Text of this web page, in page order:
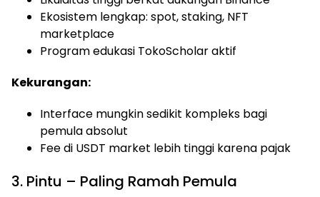
Ekosistem lengkap: spot, staking, NFT
marketplace
Program edukasi TokoScholar aktif
Kekurangan:
Interface mungkin sedikit kompleks bagi
pemula absolut
Fee di USDT market lebih tinggi karena pajak
3. Pintu – Paling Ramah Pemula